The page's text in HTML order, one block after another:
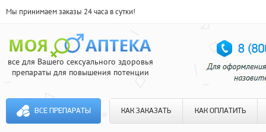
Мы принимаем заказы 24 часа в сутки!
все для Вашего сексуального здоровья
препараты для повышения потенции
ВСЕ ПРЕПАРАТЫ КАК ЗАКАЗАТЬ КАК ОПЛАТИТЬ